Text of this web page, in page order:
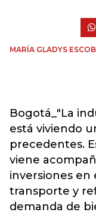
MARÍA GLADYS
Bogotá_"La
está viviendo
precedentes.
viene
inversiones en
transporte y
demanda de